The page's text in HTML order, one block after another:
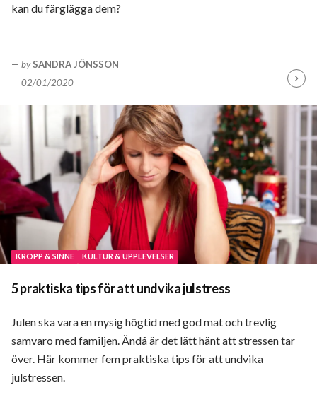
kan du färglägga dem?
by SANDRA JÖNSSON
02/01/2020
KROPP & SINNE KULTUR & UPPLEVELSER
5 praktiska tips för att undvika julstress
Julen ska vara en mysig högtid med god mat och trevlig
samvaro med familjen. Ändå är det lätt hänt att stressen tar
över. Här kommer fem praktiska tips för att undvika
julstressen.